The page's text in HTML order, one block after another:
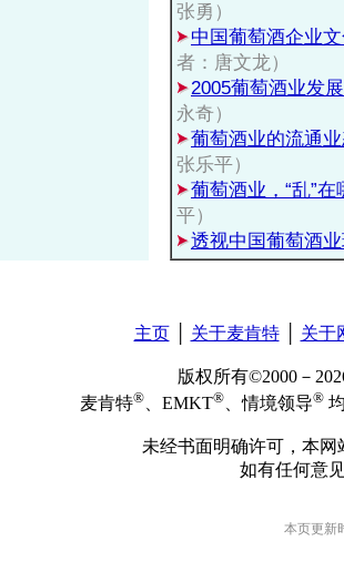
张勇）
中国葡萄酒企业
者：唐文龙）
2005葡萄酒业发
永奇）
葡萄酒业的流通
张乐平）
葡萄酒业，“乱”在
平）
透视中国葡萄酒
主页│ 关于麦肯特│ 关于
版权所有©2000－
麦肯特® 、EMKT® 、情境领导®
未经书面明确许可，本
如有任何意
本页更新